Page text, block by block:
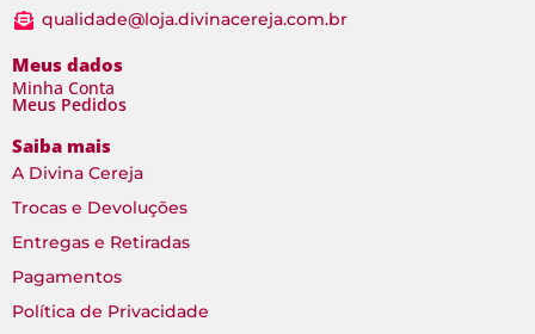
qualidade@loja.divinacereja.com.br
Meus dados
Minha Conta
Meus Pedidos
Saiba mais
A Divina Cereja
Trocas e Devoluções
Entregas e Retiradas
Pagamentos
Política de Privacidade